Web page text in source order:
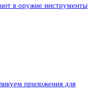
в оружие инструменты
приложения для